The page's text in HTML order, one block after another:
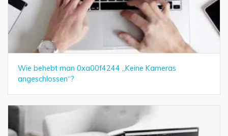
Wie behebt man 0xa00f4244 „Keine Kameras
angeschlossen“?